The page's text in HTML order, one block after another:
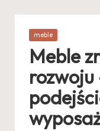
Posted
meble
Meble
rozwoju